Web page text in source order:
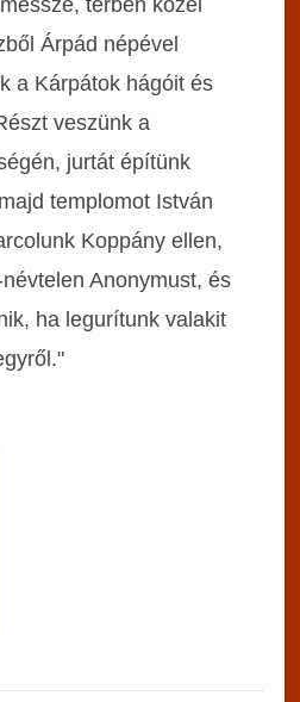
Árpád népével
a Kárpátok hágóit és
veszünk a
jurtát építünk
templomot István
Koppány ellen,
Anonymust, és
ha legurítunk valakit